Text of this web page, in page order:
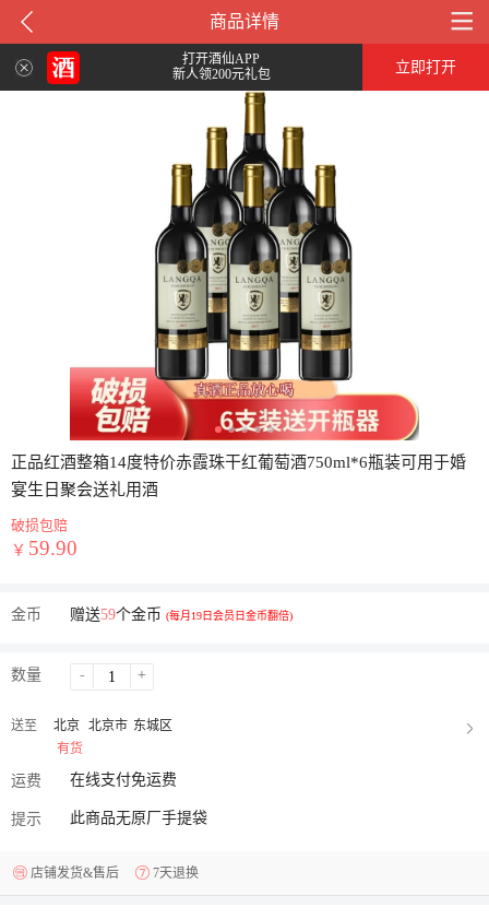
商品详情
打开酒仙APP
新人领200元礼包
立即打开
正品红酒整箱14度特价赤霞珠干红葡萄酒750ml*6瓶装可用于婚
宴生日聚会送礼用酒
破损包赔
￥ 59.90
金币 赠送59个金币 (每月19日会员日金币翻倍)
数量 - +
送至 北京 北京市 东城区
有货
运费 在线支付免运费
提示 此商品无原厂手提袋
店铺发货&售后 7天退换